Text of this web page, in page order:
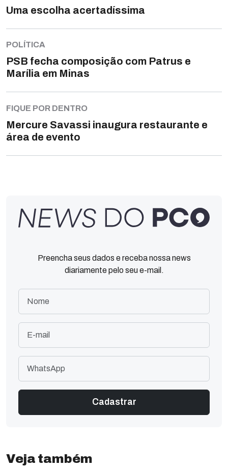
Uma escolha acertadíssima
POLÍTICA
PSB fecha composição com Patrus e
Marília em Minas
FIQUE POR DENTRO
Mercure Savassi inaugura restaurante e
área de evento
Preencha seus dados e receba nossa news
diariamente pelo seu e-mail.
Veja também